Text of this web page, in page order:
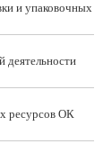
и упаковочных
деятельности
ресурсов ОК